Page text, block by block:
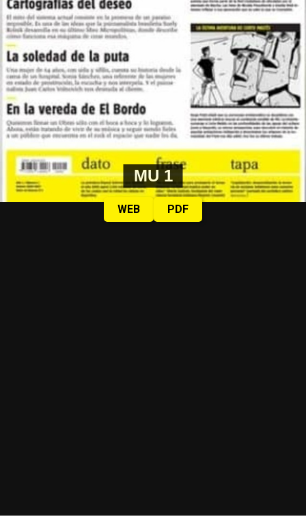
MU 1
WEB PDF